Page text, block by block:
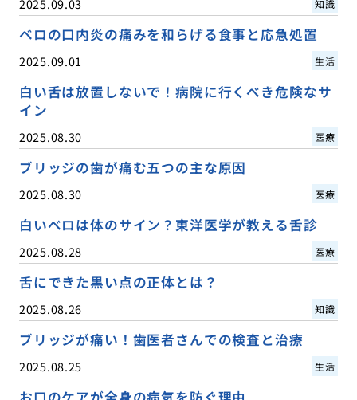
知識
ベロの口内炎の痛みを和らげる食事と応急処置
2025.09.01 生活
白い舌は放置しないで！病院に行くべき危険なサ
イン
2025.08.30 医療
ブリッジの歯が痛む五つの主な原因
2025.08.30 医療
白いベロは体のサイン？東洋医学が教える舌診
2025.08.28 医療
舌にできた黒い点の正体とは？
2025.08.26 知識
ブリッジが痛い！歯医者さんでの検査と治療
2025.08.25 生活